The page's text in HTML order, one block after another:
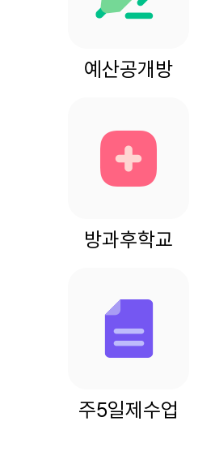
예산공개방
방과후학교
주5일제수업